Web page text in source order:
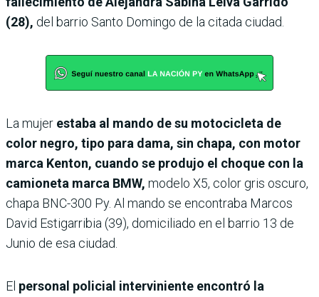
(28), del barrio Santo Domingo de la citada ciudad.
La mujer estaba al mando de su motocicleta de
color negro, tipo para dama, sin chapa, con motor
marca Kenton, cuando se produjo el choque con la
camioneta marca BMW, modelo X5, color gris oscuro,
chapa BNC-300 Py. Al mando se encontraba Marcos
David Estigarribia (39), domiciliado en el barrio 13 de
Junio de esa ciudad.
El personal policial interviniente encontró la